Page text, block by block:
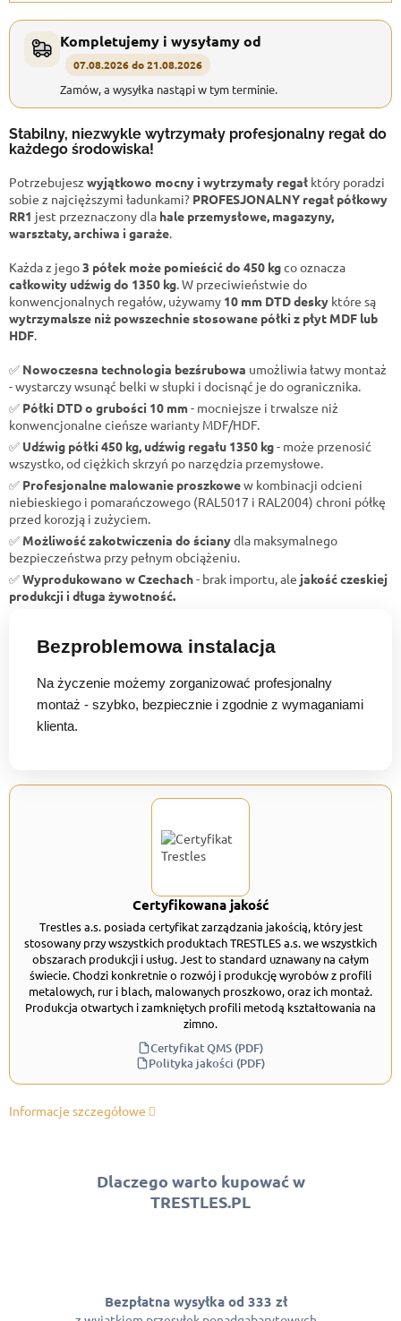
Kompletujemy i wysyłamy od
07.08.2026 do 21.08.2026
Zamów, a wysyłka nastąpi w tym terminie.
Stabilny, niezwykle wytrzymały profesjonalny regał do
każdego środowiska!
Potrzebujesz wyjątkowo mocny i wytrzymały regał który poradzi
sobie z najcięższymi ładunkami? PROFESJONALNY regał półkowy
RR1 jest przeznaczony dla hale przemysłowe, magazyny,
warsztaty, archiwa i garaże
Każda z jego3 półek może pomieścić do 450 kgco oznacza
całkowity udźwig do 1350 kg . W przeciwieństwie do
konwencjonalnych regałów, używamy 10 mm DTD desky które są
wytrzymalsze niż powszechnie stosowane półki z płyt MDF lub
HDF
✅ Nowoczesna technologia bezśrubowa umożliwia łatwy montaż
- wystarczy wsunąć belki w słupki i docisnąć je do ogranicznika.
✅ Półki DTD o grubości 10 mm- mocniejsze i trwalsze niż
konwencjonalne cieńsze warianty MDF/HDF.
✅ Udźwig półki 450 kg, udźwig regału 1350 kg- może przenosić
wszystko, od ciężkich skrzyń po narzędzia przemysłowe.
✅ Profesjonalne malowanie proszkowew kombinacji odcieni
niebieskiego i pomarańczowego (RAL5017 i RAL2004) chroni półkę
przed korozją i zużyciem.
✅ Możliwość zakotwiczenia do ścianydla maksymalnego
bezpieczeństwa przy pełnym obciążeniu.
✅Wyprodukowano w Czechach- brak importu, ale jakość czeskiej
produkcji i długa żywotność.
Bezproblemowa instalacja
Na życzenie możemy zorganizować profesjonalny
montaż - szybko, bezpiecznie i zgodnie z wymaganiami
klienta.
Certyfikowana jakość
Trestles a.s. posiada certyfikat zarządzania jakością, który jest
stosowany przy wszystkich produktach TRESTLES a.s. we wszystkich
obszarach produkcji i usług. Jest to standard uznawany na całym
świecie. Chodzi konkretnie o rozwój i produkcję wyrobów z profili
metalowych, rur i blach, malowanych proszkowo, oraz ich montaż.
Produkcja otwartych i zamkniętych profili metodą kształtowania na
zimno.
Certyfikat QMS (PDF)
Polityka jakości (PDF)
Informacje szczegółowe
Dlaczego warto kupować w
TRESTLES.PL
Bezpłatna wysyłka od 333 zł